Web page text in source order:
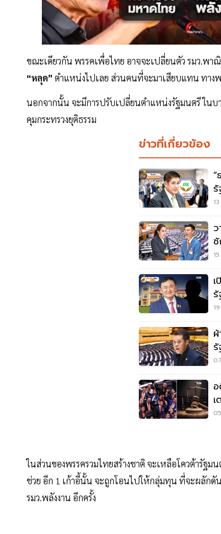
ขณะเดียวกัน พรรคเพื่อไทย อาจจะเปลี่ยนตัว รมว.พา
“หลุด” ตำแหน่งไปเลย ส่วนคนที่จะมาเสียบแทน ทาง
นอกจากนั้น จะมีการปรับเปลี่ยนตำแหน่งรัฐมนตรี ในบา
คุมกระทรวงยุติธรรม
ข่าวที่เกี่ยวข้อง
ในส่วนของพรรครวมไทยสร้างชาติ จะเหลือโควต้ารัฐม
ช่วย อีก 1 เก้าอี้นั้น จะถูกโอนไปให้กลุ่มทุน ที่จะผลักดัน
รมว.พลังงาน อีกครั้ง